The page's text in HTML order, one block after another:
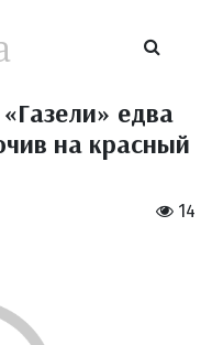
едва
на красный
14